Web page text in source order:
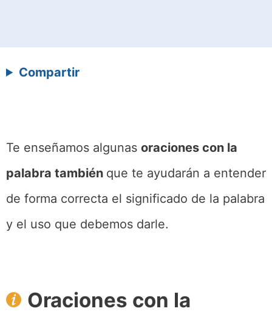
Compartir
Te enseñamos algunas oraciones con la
palabra también que te ayudarán a entender
de forma correcta el significado de la palabra
y el uso que debemos darle.
Oraciones con la